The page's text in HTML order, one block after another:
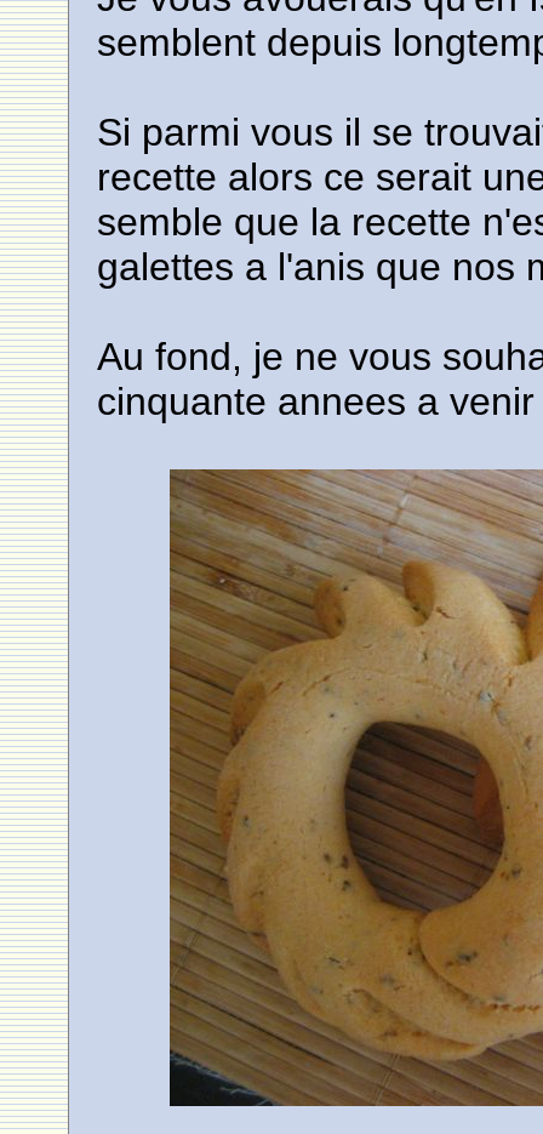
semblent depuis
Si parmi vous il se
recette alors ce serait
semble que la recette
galettes a l'anis que nos
Au fond, je ne vous
cinquante annees a